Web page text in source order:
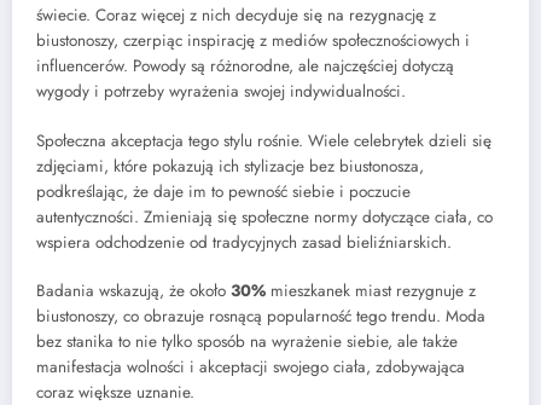
świecie. Coraz więcej z nich decyduje się na rezygnację z
biustonoszy, czerpiąc inspirację z mediów społecznościowych i
influencerów. Powody są różnorodne, ale najczęściej dotyczą
wygody i potrzeby wyrażenia swojej indywidualności.
Społeczna akceptacja tego stylu rośnie. Wiele celebrytek dzieli się
zdjęciami, które pokazują ich stylizacje bez biustonosza,
podkreślając, że daje im to pewność siebie i poczucie
autentyczności. Zmieniają się społeczne normy dotyczące ciała, co
wspiera odchodzenie od tradycyjnych zasad bieliźniarskich.
Badania wskazują, że około 30% mieszkanek miast rezygnuje z
biustonoszy, co obrazuje rosnącą popularność tego trendu. Moda
bez stanika to nie tylko sposób na wyrażenie siebie, ale także
manifestacja wolności i akceptacji swojego ciała, zdobywająca
coraz większe uznanie.